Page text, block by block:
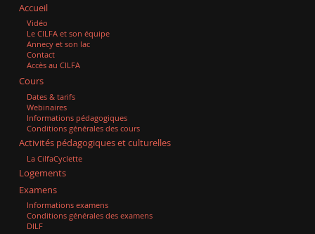
Accueil
Vidéo
Le CILFA et son équipe
Annecy et son lac
Contact
Accès au CILFA
Cours
Dates & tarifs
Webinaires
Informations pédagogiques
Conditions générales des cours
Activités pédagogiques et culturelles
La CilfaCyclette
Logements
Examens
Informations examens
Conditions générales des examens
DILF